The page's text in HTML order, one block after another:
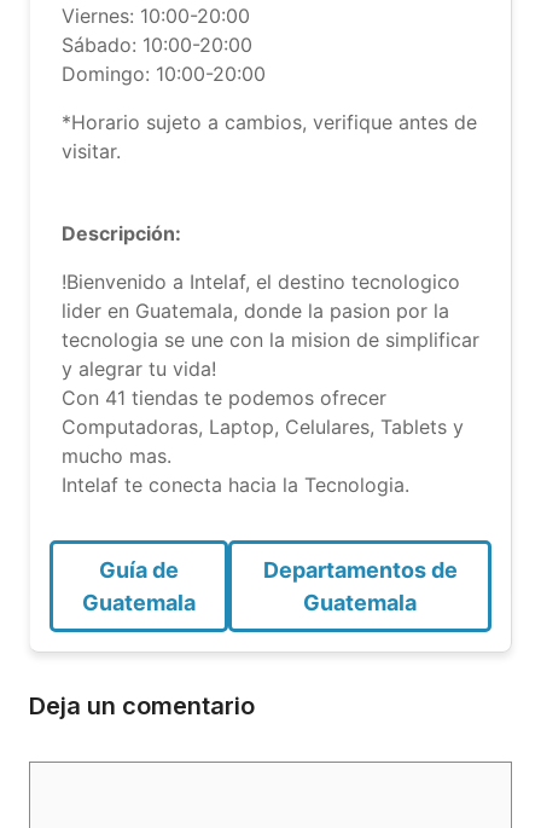
Viernes: 10:00-20:00
Sábado: 10:00-20:00
Domingo: 10:00-20:00
*Horario sujeto a cambios, verifique antes de
visitar.
Descripción:
!Bienvenido a Intelaf, el destino tecnologico
lider en Guatemala, donde la pasion por la
tecnologia se une con la mision de simplificar
y alegrar tu vida!
Con 41 tiendas te podemos ofrecer
Computadoras, Laptop, Celulares, Tablets y
mucho mas.
Intelaf te conecta hacia la Tecnologia.
Guía de
Guatemala
Departamentos de
Guatemala
Deja un comentario